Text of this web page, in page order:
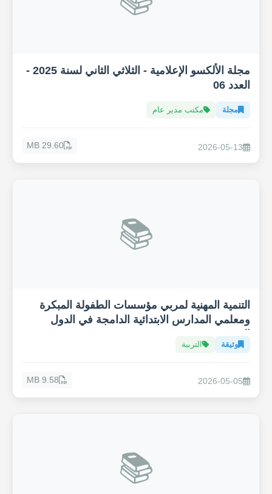
مجلة الألكسو الإعلامية - الثلاثي الثاني لسنة 2025 -
العدد 06
مجلة مكتب مدير عام
2026-05-13
29.60 MB
📚
التنمية المهنية لمربي مؤسسات الطفولة المبكرة
ومعلمي المدارس الابتدائية الدامجة في الدول
وثيقة التربية
2026-05-05
9.58 MB
📚